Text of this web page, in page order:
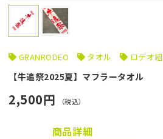
GRANRODEO タオル ロデオ組
【牛追祭2025夏】マフラータオル
2,500円 （税込）
商品詳細